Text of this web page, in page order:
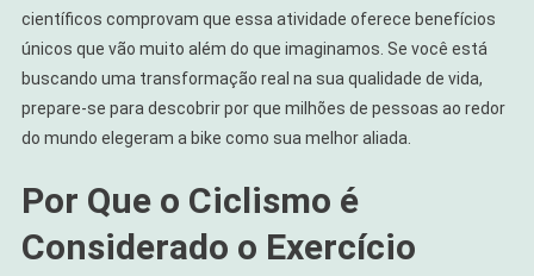
científicos comprovam que essa atividade oferece benefícios
únicos que vão muito além do que imaginamos. Se você está
buscando uma transformação real na sua qualidade de vida,
prepare-se para descobrir por que milhões de pessoas ao redor
do mundo elegeram a bike como sua melhor aliada.
Por Que o Ciclismo é
Considerado o Exercício